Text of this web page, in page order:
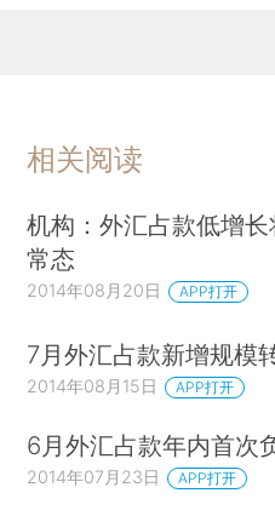
相关阅读
机构：外汇占款低增长
常态
2014年08月20日 APP打开
7月外汇占款新增规模
2014年08月15日 APP打开
6月外汇占款年内首次
2014年07月23日 APP打开